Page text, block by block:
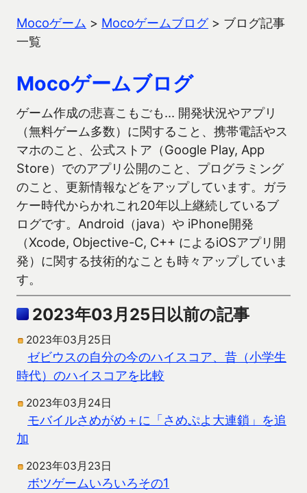
Mocoゲーム > Mocoゲームブログ> ブログ記事
一覧
Mocoゲームブログ
ゲーム作成の悲喜こもごも… 開発状況やアプリ
（無料ゲーム多数）に関すること、携帯電話やス
マホのこと、公式ストア（Google Play, App
Store）でのアプリ公開のこと、プログラミング
のこと、更新情報などをアップしています。ガラ
ケー時代からかれこれ20年以上継続しているブ
ログです。Android（java）や iPhone開発
（Xcode, Objective-C, C++ によるiOSアプリ開
発）に関する技術的なことも時々アップしていま
す。
2023年03月25日以前の記事
2023年03月25日
ゼビウスの自分の今のハイスコア、昔（小学生
時代）のハイスコアを比較
2023年03月24日
モバイルさめがめ＋に「さめぷよ大連鎖」を追
加
2023年03月23日
ボツゲームいろいろその1